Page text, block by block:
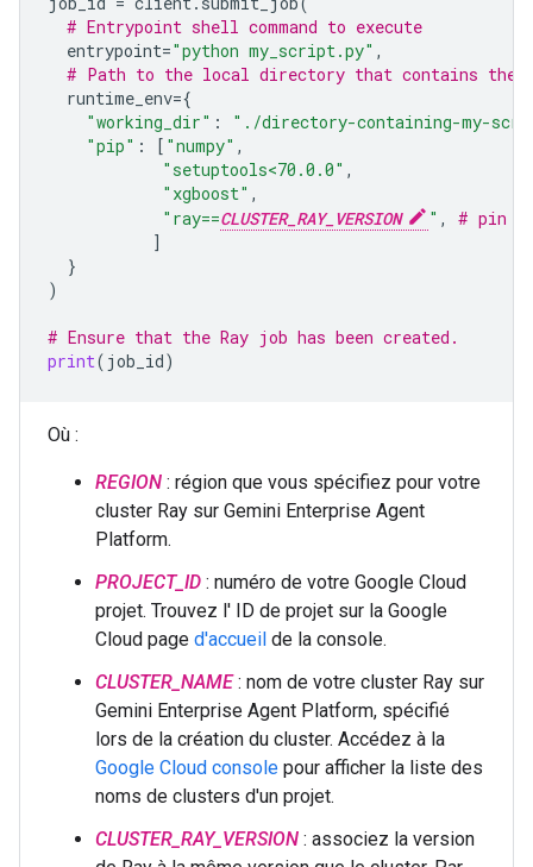
# Entrypoint shell command to execute
entrypoint="python my_script.py" ,
# Path to the local directory that contains the
runtime_env={
"working_dir" :
"./directory-containing-my-
"pip" : [ "numpy" ,
"setuptools<70.0.0" ,
"xgboost" ,
"ray==CLUSTER_RAY_VERSION " ,
# pin
]
}
)
# Ensure that the Ray job has been created.
print( job_id)
Où :
REGION : région que vous spécifiez pour votre
cluster Ray sur Gemini Enterprise Agent
Platform.
PROJECT_ID : numéro de votre Google Cloud
projet. Trouvez l' ID de projet sur la Google
Cloud page d'accueil de la console.
CLUSTER_NAME: nom de votre cluster Ray sur
Gemini Enterprise Agent Platform, spécifié
lors de la création du cluster. Accédez à la
Google Cloud console pour afficher la liste des
noms de clusters d'un projet.
CLUSTER_RAY_VERSION : associez la version